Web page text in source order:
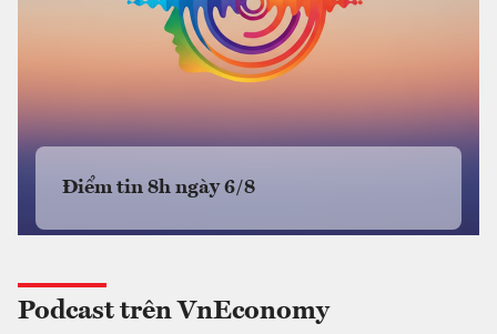
Điểm tin 8h ngày 6/8
Podcast trên VnEconomy